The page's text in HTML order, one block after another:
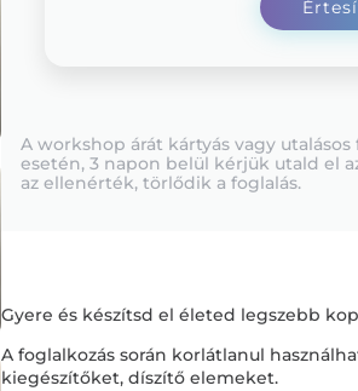
A workshop árát kártyás vagy
esetén, 3 napon belül kérjük utald el
az ellenérték, törlődik a foglalás.
Gyere és készítsd el életed legszebb
A foglalkozás során korlátlanul
kiegészítőket, díszítő elemeket.